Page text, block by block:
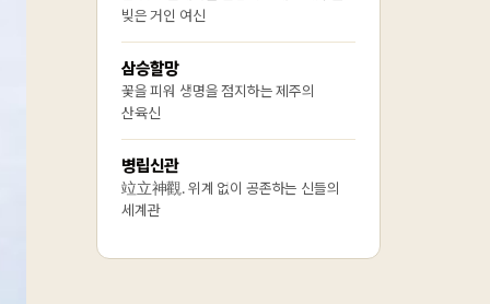
빚은 거인 여신
삼승할망
꽃을 피워 생명을 점지하는 제주의
산육신
병립신관
竝立神觀. 위계 없이 공존하는 신들의
세계관